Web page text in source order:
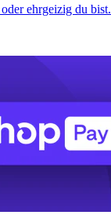
ehrgeizig du bist.